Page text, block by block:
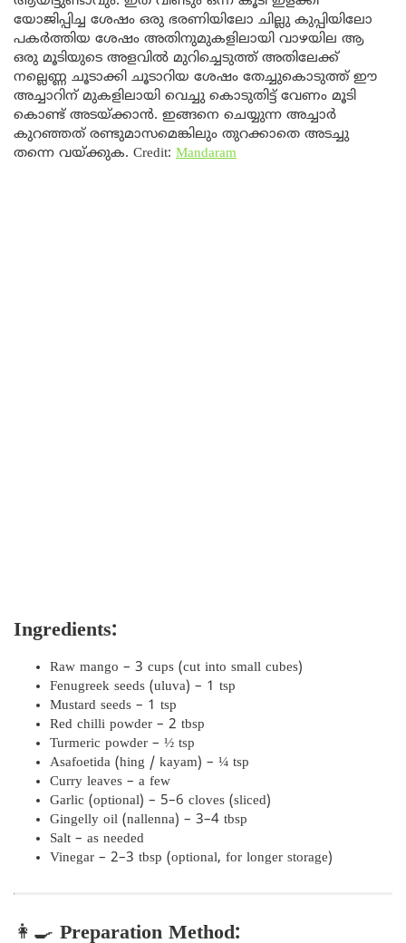
യോജിപ്പിച്ച ശേഷം ഒരു ഭരണിയിലോ ചില്ലു കുപ്പിയിലോ
പകർത്തിയ ശേഷം അതിനുമുകളിലായി വാഴയില ആ
ഒരു മൂടിയുടെ അളവിൽ മുറിച്ചെടുത്ത് അതിലേക്ക്
നല്ലെണ്ണ ചൂടാക്കി ചൂടാറിയ ശേഷം തേച്ചുകൊടുത്ത് ഈ
അച്ചാറിന് മുകളിലായി വെച്ചു കൊടുതിട്ട് വേണം മൂടി
കൊണ്ട് അടയ്ക്കാൻ. ഇങ്ങനെ ചെയ്യുന്ന അച്ചാർ
കുറഞ്ഞത് രണ്ടുമാസമെങ്കിലും തുറക്കാതെ അടച്ചു
തന്നെ വയ്ക്കുക. Credit: Mandaram
Ingredients:
Raw mango – 3 cups (cut into small cubes)
Fenugreek seeds (uluva) – 1 tsp
Mustard seeds – 1 tsp
Red chilli powder – 2 tbsp
Turmeric powder – ½ tsp
Asafoetida (hing / kayam) – ¼ tsp
Curry leaves – a few
Garlic (optional) – 5–6 cloves (sliced)
Gingelly oil (nallenna) – 3–4 tbsp
Salt – as needed
Vinegar – 2–3 tbsp (optional, for longer storage)
👩‍🍳 Preparation Method: